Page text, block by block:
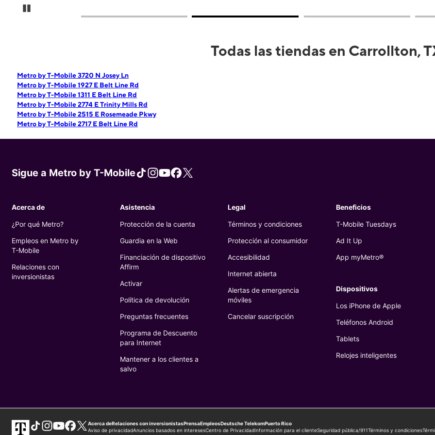
Todas las tiendas en Carrollton,
Metro by T-Mobile 3720 N Josey Ln
Metro by T-Mobile 1927 E Belt Line Rd
Metro by T-Mobile 1311 E Belt Line Rd
Metro by T-Mobile 2774 E Trinity Mills Rd
Metro by T-Mobile 2515 E Rosemeade Pkwy
Metro by T-Mobile 2717 E Belt Line Rd